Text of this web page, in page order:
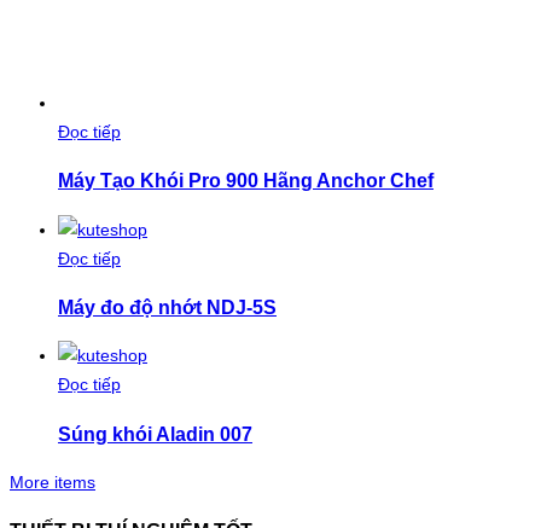
Đọc tiếp
Máy Tạo Khói Pro 900 Hãng Anchor Chef
Đọc tiếp
Máy đo độ nhớt NDJ-5S
Đọc tiếp
Súng khói Aladin 007
More items